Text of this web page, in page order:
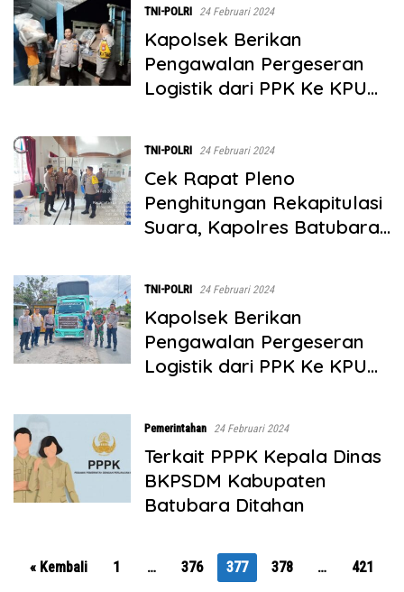
TNI-POLRI 24 Februari 2024
Kapolsek Berikan
Pengawalan Pergeseran
Logistik dari PPK Ke KPU
TNI-POLRI 24 Februari 2024
Cek Rapat Pleno
Penghitungan Rekapitulasi
Suara, Kapolres Batubara
Logistik
TNI-POLRI 24 Februari 2024
Kapolsek Berikan
Pengawalan Pergeseran
Logistik dari PPK Ke KPU
Pemerintahan 24 Februari 2024
Terkait PPPK Kepala Dinas
BKPSDM Kabupaten
Batubara Ditahan
Paginasi
« Kembali 1 … 376 377 378 …
421